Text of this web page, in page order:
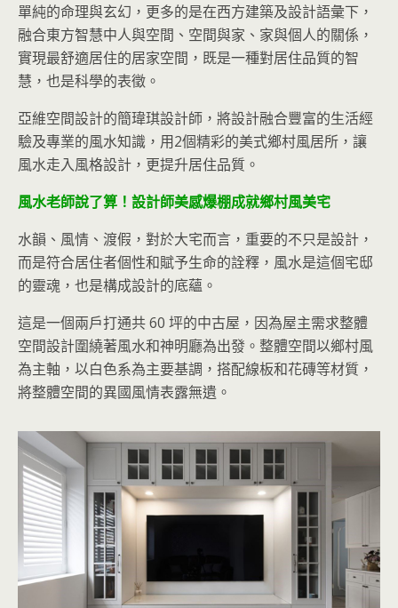
單純的命理與玄幻，更多的是在西方建築及設計語彙下，
融合東方智慧中人與空間、空間與家、家與個人的關係，
實現最舒適居住的居家空間，既是一種對居住品質的智
慧，也是科學的表徵。
亞維空間設計的簡瑋琪設計師，將設計融合豐富的生活經
驗及專業的風水知識，用2個精彩的美式鄉村風居所，讓
風水走入風格設計，更提升居住品質。
風水老師說了算！設計師美感爆棚成就鄉村風美宅
水韻、風情、渡假，對於大宅而言，重要的不只是設計，
而是符合居住者個性和賦予生命的詮釋，風水是這個宅邸
的靈魂，也是構成設計的底蘊。
這是一個兩戶打通共 60 坪的中古屋，因為屋主需求整體
空間設計圍繞著風水和神明廳為出發。整體空間以鄉村風
為主軸，以白色系為主要基調，搭配線板和花磚等材質，
將整體空間的異國風情表露無遺。